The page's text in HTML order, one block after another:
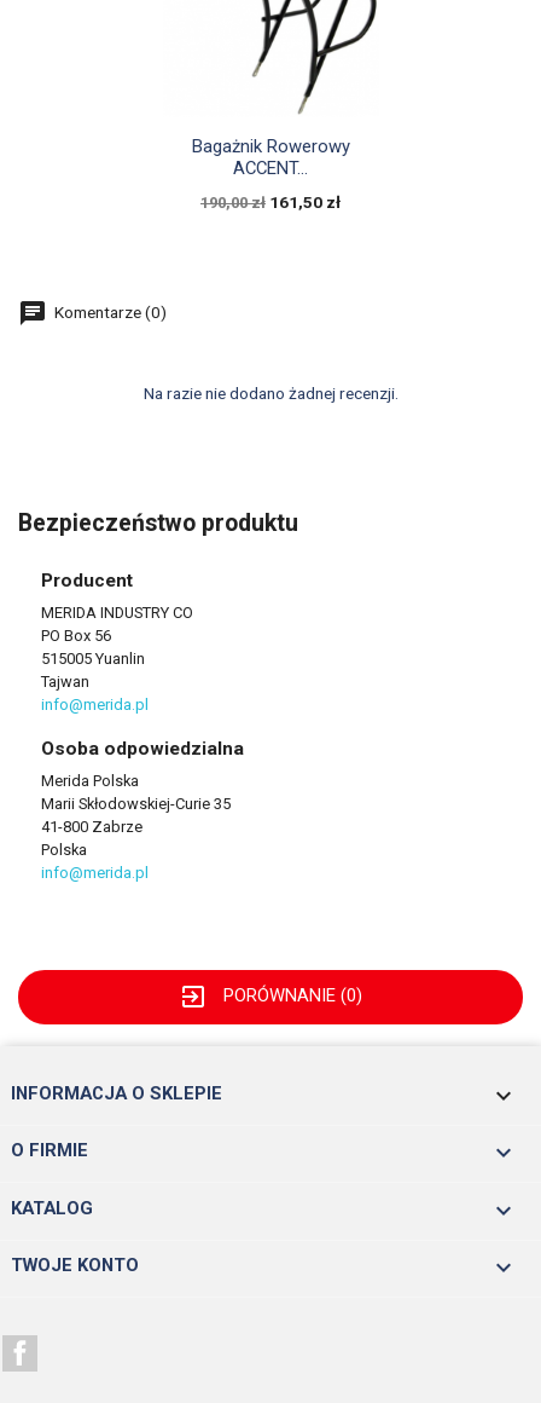
Szybki podgląd
Bagażnik Rowerowy
ACCENT...
190,00 zł 161,50 zł
Komentarze (0)
Na razie nie dodano żadnej recenzji.
Bezpieczeństwo produktu
Producent
MERIDA INDUSTRY CO
PO Box 56
515005 Yuanlin
Tajwan
info@merida.pl
Osoba odpowiedzialna
Merida Polska
Marii Skłodowskiej-Curie 35
41-800 Zabrze
Polska
info@merida.pl
exit_to_app PORÓWNANIE (0)
INFORMACJA O SKLEPIE keyboard_arrow_down
O FIRMIE 
KATALOG 
TWOJE KONTO 